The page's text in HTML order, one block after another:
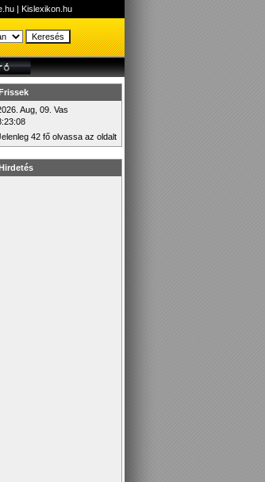
| Kislexikon.hu
Aug, 09. Vas
42 fő olvassa az oldalt